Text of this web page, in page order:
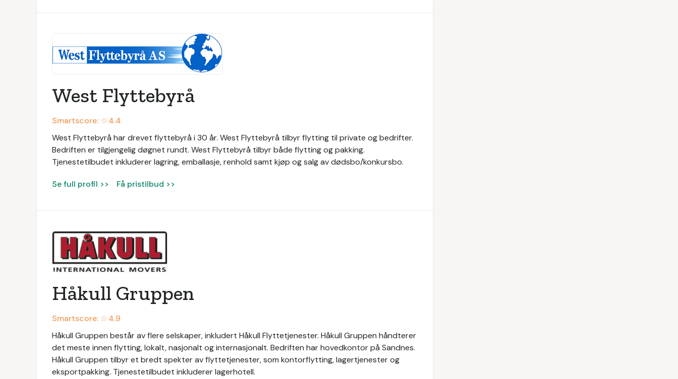
West Flyttebyrå
Smartscore: ☆4.4
West Flyttebyrå har drevet flyttebyrå i 30 år. West Flyttebyrå tilbyr flytting til private og bedrifter.
Bedriften er tilgjengelig døgnet rundt. West Flyttebyrå tilbyr både flytting og pakking.
Tjenestetilbudet inkluderer lagring, emballasje, renhold samt kjøp og salg av dødsbo/konkursbo.
Se full profil >> Få pristilbud >>
Håkull Gruppen
Smartscore: ☆4.9
Håkull Gruppen består av flere selskaper, inkludert Håkull Flyttetjenester. Håkull Gruppen håndterer
det meste innen flytting, lokalt, nasjonalt og internasjonalt. Bedriften har hovedkontor på Sandnes.
Håkull Gruppen tilbyr et bredt spekter av flyttetjenester, som kontorflytting, lagertjenester og
eksportpakking. Tjenestetilbudet inkluderer lagerhotell.